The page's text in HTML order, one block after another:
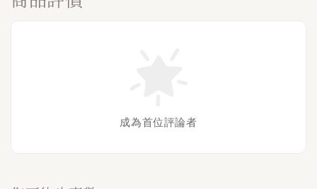
成為首位評論者